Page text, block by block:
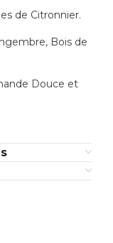
de Citronnier.
Bois de
Douce et